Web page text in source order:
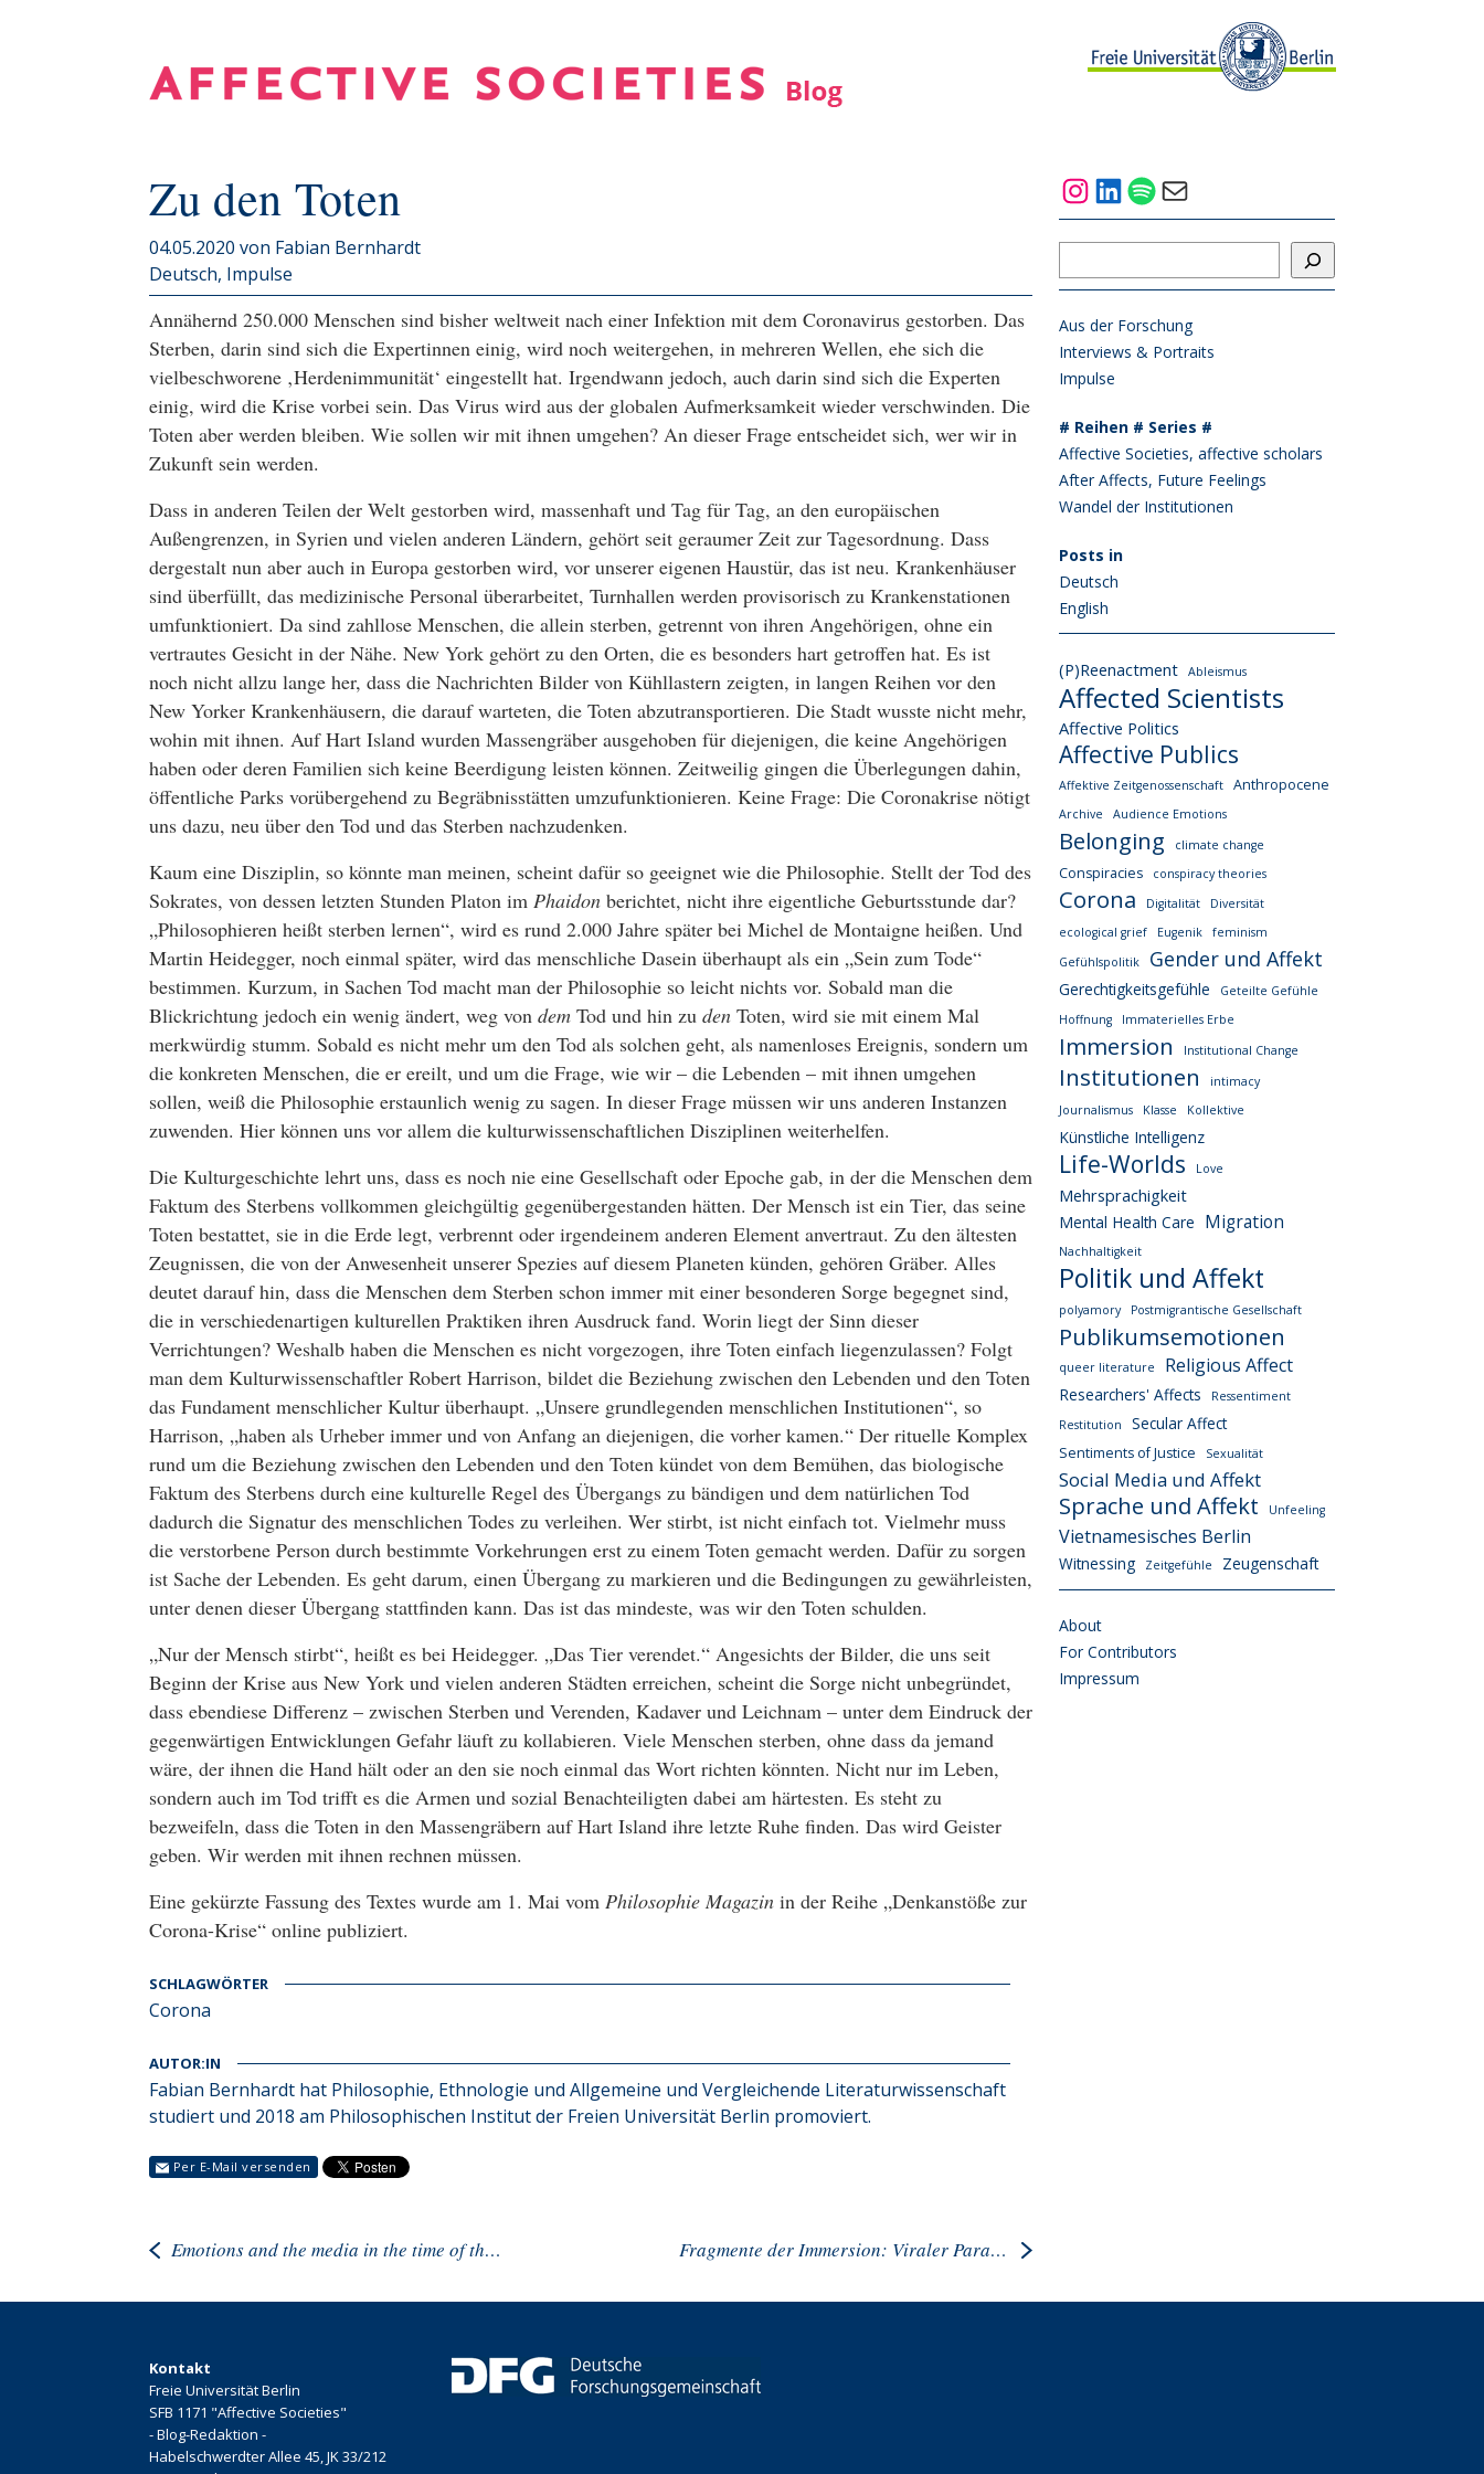
Zu den Toten
04.05.2020 von Fabian Bernhardt
Deutsch Impulse
Annähernd 250.000 Menschen sind bisher weltweit nach einer Infektion mit dem Coronavirus gestorben. Das
Sterben, darin sind sich die Expertinnen einig, wird noch weitergehen, in mehreren Wellen, ehe sich die
vielbeschworene ‚Herdenimmunität‘ eingestellt hat. Irgendwann jedoch, auch darin sind sich die Experten
einig, wird die Krise vorbei sein. Das Virus wird aus der globalen Aufmerksamkeit wieder verschwinden. Die
Toten aber werden bleiben. Wie sollen wir mit ihnen umgehen? An dieser Frage entscheidet sich, wer wir in
Zukunft sein werden.
Dass in anderen Teilen der Welt gestorben wird, massenhaft und Tag für Tag, an den europäischen
Außengrenzen, in Syrien und vielen anderen Ländern, gehört seit geraumer Zeit zur Tagesordnung. Dass
dergestalt nun aber auch in Europa gestorben wird, vor unserer eigenen Haustür, das ist neu. Krankenhäuser
sind überfüllt, das medizinische Personal überarbeitet, Turnhallen werden provisorisch zu Krankenstationen
umfunktioniert. Da sind zahllose Menschen, die allein sterben, getrennt von ihren Angehörigen, ohne ein
vertrautes Gesicht in der Nähe. New York gehört zu den Orten, die es besonders hart getroffen hat. Es ist
noch nicht allzu lange her, dass die Nachrichten Bilder von Kühllastern zeigten, in langen Reihen vor den
New Yorker Krankenhäusern, die darauf warteten, die Toten abzutransportieren. Die Stadt wusste nicht mehr,
wohin mit ihnen. Auf Hart Island wurden Massengräber ausgehoben für diejenigen, die keine Angehörigen
haben oder deren Familien sich keine Beerdigung leisten können. Zeitweilig gingen die Überlegungen dahin,
öffentliche Parks vorübergehend zu Begräbnisstätten umzufunktionieren. Keine Frage: Die Coronakrise nötigt
uns dazu, neu über den Tod und das Sterben nachzudenken.
Kaum eine Disziplin, so könnte man meinen, scheint dafür so geeignet wie die Philosophie. Stellt der Tod des
Sokrates, von dessen letzten Stunden Platon im Phaidonberichtet, nicht ihre eigentliche Geburtsstunde dar?
„Philosophieren heißt sterben lernen“, wird es rund 2.000 Jahre später bei Michel de Montaigne heißen. Und
Martin Heidegger, noch einmal später, wird das menschliche Dasein überhaupt als ein „Sein zum Tode“
bestimmen. Kurzum, in Sachen Tod macht man der Philosophie so leicht nichts vor. Sobald man die
Blickrichtung jedoch ein wenig ändert, weg von demTod und hin zu denToten, wird sie mit einem Mal
merkwürdig stumm. Sobald es nicht mehr um den Tod als solchen geht, als namenloses Ereignis, sondern um
die konkreten Menschen, die er ereilt, und um die Frage, wie wir – die Lebenden – mit ihnen umgehen
sollen, weiß die Philosophie erstaunlich wenig zu sagen. In dieser Frage müssen wir uns anderen Instanzen
zuwenden. Hier können uns vor allem die kulturwissenschaftlichen Disziplinen weiterhelfen.
Die Kulturgeschichte lehrt uns, dass es noch nie eine Gesellschaft oder Epoche gab, in der die Menschen dem
Faktum des Sterbens vollkommen gleichgültig gegenübergestanden hätten. Der Mensch ist ein Tier, das seine
Toten bestattet, sie in die Erde legt, verbrennt oder irgendeinem anderen Element anvertraut. Zu den ältesten
Zeugnissen, die von der Anwesenheit unserer Spezies auf diesem Planeten künden, gehören Gräber. Alles
deutet darauf hin, dass die Menschen dem Sterben schon immer mit einer besonderen Sorge begegnet sind,
die in verschiedenartigen kulturellen Praktiken ihren Ausdruck fand. Worin liegt der Sinn dieser
Verrichtungen? Weshalb haben die Menschen es nicht vorgezogen, ihre Toten einfach liegenzulassen? Folgt
man dem Kulturwissenschaftler Robert Harrison, bildet die Beziehung zwischen den Lebenden und den Toten
das Fundament menschlicher Kultur überhaupt. „Unsere grundlegenden menschlichen Institutionen“, so
Harrison, „haben als Urheber immer und von Anfang an diejenigen, die vorher kamen.“ Der rituelle Komplex
rund um die Beziehung zwischen den Lebenden und den Toten kündet von dem Bemühen, das biologische
Faktum des Sterbens durch eine kulturelle Regel des Übergangs zu bändigen und dem natürlichen Tod
dadurch die Signatur des menschlichen Todes zu verleihen. Wer stirbt, ist nicht einfach tot. Vielmehr muss
die verstorbene Person durch bestimmte Vorkehrungen erst zu einem Toten gemacht werden. Dafür zu sorgen
ist Sache der Lebenden. Es geht darum, einen Übergang zu markieren und die Bedingungen zu gewährleisten,
unter denen dieser Übergang stattfinden kann. Das ist das mindeste, was wir den Toten schulden.
„Nur der Mensch stirbt“, heißt es bei Heidegger. „Das Tier verendet.“ Angesichts der Bilder, die uns seit
Beginn der Krise aus New York und vielen anderen Städten erreichen, scheint die Sorge nicht unbegründet,
dass ebendiese Differenz – zwischen Sterben und Verenden, Kadaver und Leichnam – unter dem Eindruck der
gegenwärtigen Entwicklungen Gefahr läuft zu kollabieren. Viele Menschen sterben, ohne dass da jemand
wäre, der ihnen die Hand hält oder an den sie noch einmal das Wort richten könnten. Nicht nur im Leben,
sondern auch im Tod trifft es die Armen und sozial Benachteiligten dabei am härtesten. Es steht zu
bezweifeln, dass die Toten in den Massengräbern auf Hart Island ihre letzte Ruhe finden. Das wird Geister
geben. Wir werden mit ihnen rechnen müssen.
Eine gekürzte Fassung des Textes wurde am 1. Mai vom Philosophie Magazinin der Reihe „Denkanstöße zur
Corona-Krise“ online publiziert.
SCHLAGWÖRTER
Corona
AUTOR:IN
Fabian Bernhardt hat Philosophie, Ethnologie und Allgemeine und Vergleichende Literaturwissenschaft
studiert und 2018 am Philosophischen Institut der Freien Universität Berlin promoviert.
Per E-Mail versenden
Emotions and the media in the time of the coronavirus pandemic Fragmente der Immersion: Viraler Paranoia Punk trifft auf meine Corona-Leseliste
Instagram
LinkedIn
Spotify
Mail
Aus der Forschung
Interviews & Portraits
Impulse
# Reihen # Series #
Affective Societies, affective scholars
After Affects, Future Feelings
Wandel der Institutionen
Posts in
Deutsch
English
(P)Reenactment Ableismus
Affected Scientists
Affective Politics
Affective Publics
Affektive Zeitgenossenschaft Anthropocene
Archive Audience Emotions
Belonging climate change
Conspiracies conspiracy theories
Corona Digitalität
Diversität
ecological grief
Eugenik
feminism
Gefühlspolitik
Gender und Affekt
Gerechtigkeitsgefühle
Geteilte Gefühle
Hoffnung
Immaterielles Erbe
Immersion Institutional Change
Institutionen
intimacy
Journalismus
Klasse Kollektive
Künstliche Intelligenz
Life-Worlds Love
Mehrsprachigkeit
Mental Health Care Migration
Nachhaltigkeit
Politik und Affekt
polyamory Postmigrantische Gesellschaft
Publikumsemotionen
queer literature Religious Affect
Researchers' Affects
Ressentiment
Restitution
Secular Affect
Sentiments of Justice Sexualität
Social Media und Affekt
Sprache und Affekt Unfeeling
Vietnamesisches Berlin
Witnessing Zeitgefühle Zeugenschaft
About
For Contributors
Impressum
Kontakt
Freie Universität Berlin
SFB 1171 "Affective Societies"
- Blog-Redaktion -
Habelschwerdter Allee 45, JK 33/212